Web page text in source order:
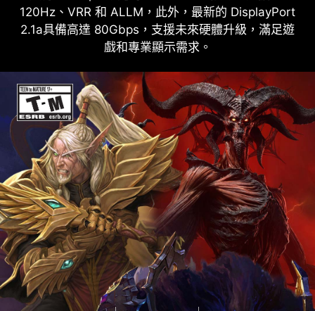
120Hz、VRR 和 ALLM，此外，最新的 DisplayPort
2.1a具備高達 80Gbps，支援未來硬體升級，滿足遊
戲和專業顯示需求。